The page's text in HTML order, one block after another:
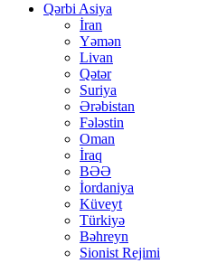
Qərbi Asiya
İran
Yəmən
Livan
Qətər
Suriya
Ərəbistan
Fələstin
Oman
İraq
BƏƏ
İordaniya
Küveyt
Türkiyə
Bəhreyn
Sionist Rejimi